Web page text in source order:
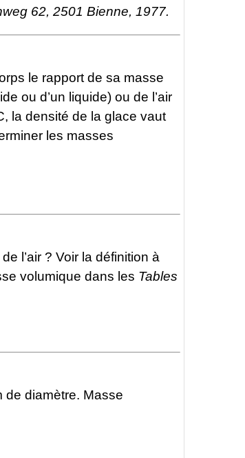
62, 2501 Bienne, 1977.
le rapport de sa masse
ou d’un liquide) ou de l’air
la densité de la glace vaut
les masses
l’air ? Voir la définition à
volumique dans les Tables
de diamètre. Masse